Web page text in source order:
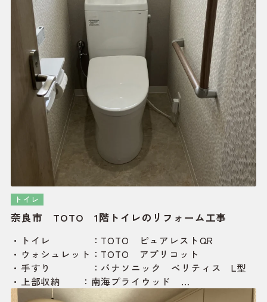
トイレ
奈良市 TOTO 1階トイレのリフォーム工事
・トイレ ：TOTO ピュアレストQR
・ウォシュレット：TOTO アプリコット
・手すり ：パナソニック ベリティス L型
・上部収納 ：南海プライウッド
・照明器具 ：パナソニック ダウンシーリング